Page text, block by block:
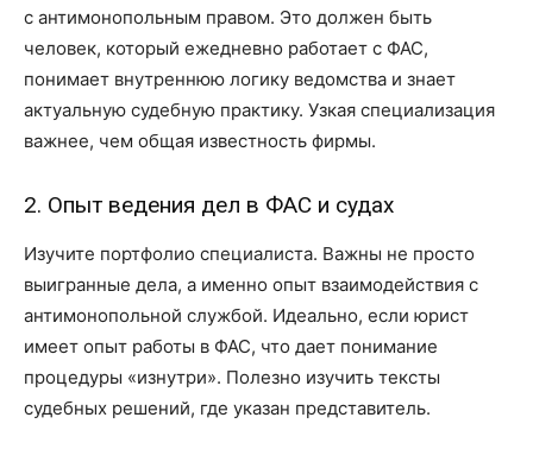
с антимонопольным правом. Это должен быть
человек, который ежедневно работает с ФАС,
понимает внутреннюю логику ведомства и знает
актуальную судебную практику. Узкая специализация
важнее, чем общая известность фирмы.
2. Опыт ведения дел в ФАС и судах
Изучите портфолио специалиста. Важны не просто
выигранные дела, а именно опыт взаимодействия с
антимонопольной службой. Идеально, если юрист
имеет опыт работы в ФАС, что дает понимание
процедуры «изнутри». Полезно изучить тексты
судебных решений, где указан представитель.